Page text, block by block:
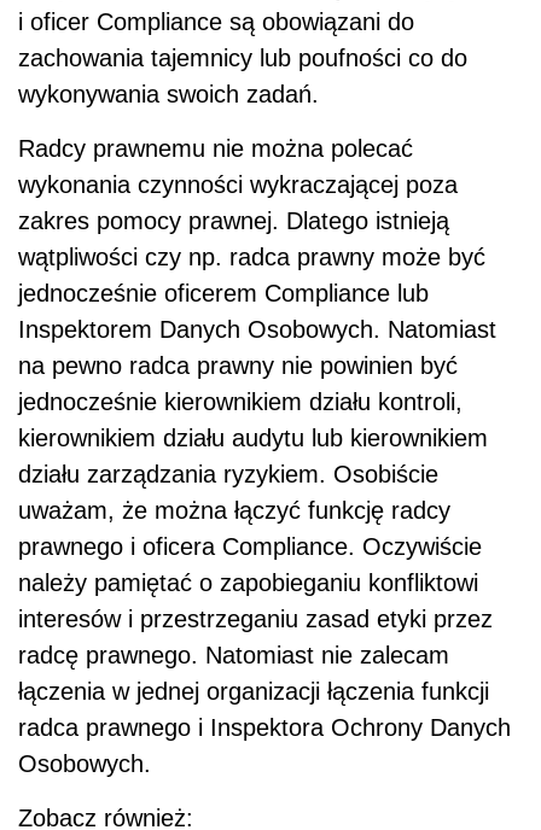
i oficer Compliance są obowiązani do
zachowania tajemnicy lub poufności co do
wykonywania swoich zadań.
Radcy prawnemu nie można polecać
wykonania czynności wykraczającej poza
zakres pomocy prawnej. Dlatego istnieją
wątpliwości czy np. radca prawny może być
jednocześnie oficerem Compliance lub
Inspektorem Danych Osobowych. Natomiast
na pewno radca prawny nie powinien być
jednocześnie kierownikiem działu kontroli,
kierownikiem działu audytu lub kierownikiem
działu zarządzania ryzykiem. Osobiście
uważam, że można łączyć funkcję radcy
prawnego i oficera Compliance. Oczywiście
należy pamiętać o zapobieganiu konfliktowi
interesów i przestrzeganiu zasad etyki przez
radcę prawnego. Natomiast nie zalecam
łączenia w jednej organizacji łączenia funkcji
radca prawnego i Inspektora Ochrony Danych
Osobowych.
Zobacz również: